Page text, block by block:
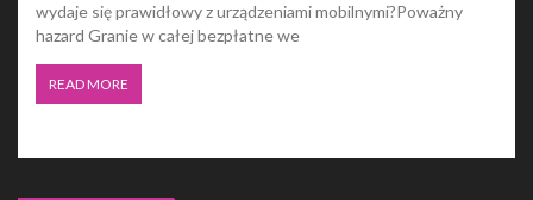
wydaje się prawidłowy z urządzeniami mobilnymi?Poważny
hazard Granie w całej bezpłatne we
READ MORE